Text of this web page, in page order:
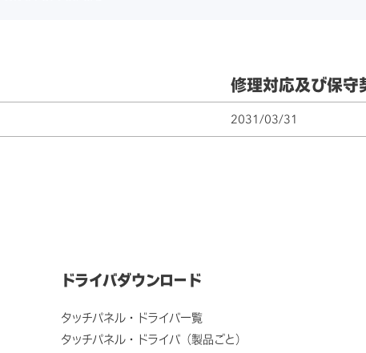
修理対応及び保守
2031/03/31
ドライバダウンロード
タッチパネル・ドライバ一覧
タッチパネル・ドライバ（製品ごと）